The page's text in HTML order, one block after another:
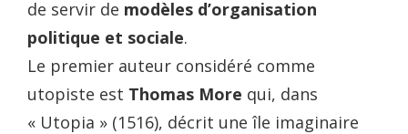
de servir de modèles d’organisation
politique et sociale.
Le premier auteur considéré comme
utopiste est Thomas More qui, dans
« Utopia » (1516), décrit une île imaginaire